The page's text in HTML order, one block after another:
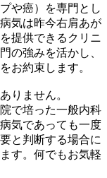
や癌）を専門とし
気は昨今右肩あが
提供できるクリニ
の強みを活かし、
お約束します。
りません。
で培った一般内科
気であっても一度
と判断する場合に
す。何でもお気軽